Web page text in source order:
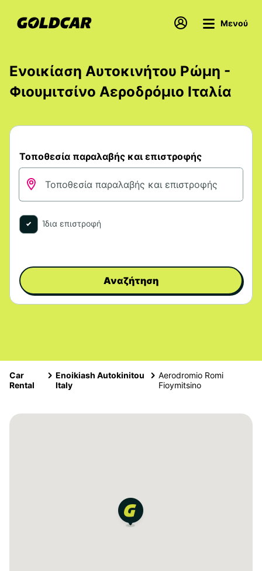
Μενού
Ενοικίαση Αυτοκινήτου Ρώμη -
Φιουμιτσίνο Αεροδρόμιο Ιταλία
Τοποθεσία παραλαβής και επιστροφής
Ίδια επιστροφή
Αναζήτηση
Car
Rental
Enoikiash Autokinitou
Italy
Aerodromio Romi
Fioymitsino